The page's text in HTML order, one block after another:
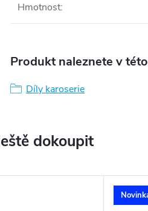
Hmotnost:
Produkt naleznete v
Díly karoserie
dokoupit